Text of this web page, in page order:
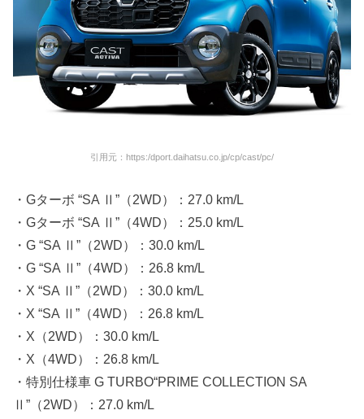
引用元：https:/dport.daihatsu.co.jp/cp/cast/pc/
・Gターボ “SA Ⅱ”（2WD）：27.0 km/L
・Gターボ “SA Ⅱ”（4WD）：25.0 km/L
・G “SA Ⅱ”（2WD）：30.0 km/L
・G “SA Ⅱ”（4WD）：26.8 km/L
・X “SA Ⅱ”（2WD）：30.0 km/L
・X “SA Ⅱ”（4WD）：26.8 km/L
・X（2WD）：30.0 km/L
・X（4WD）：26.8 km/L
・特別仕様車 G TURBO“PRIME COLLECTION SA
Ⅱ”（2WD）：27.0 km/L